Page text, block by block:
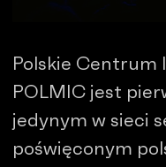
Polskie
POLMIC jest
jedynym w sieci
poświęconym